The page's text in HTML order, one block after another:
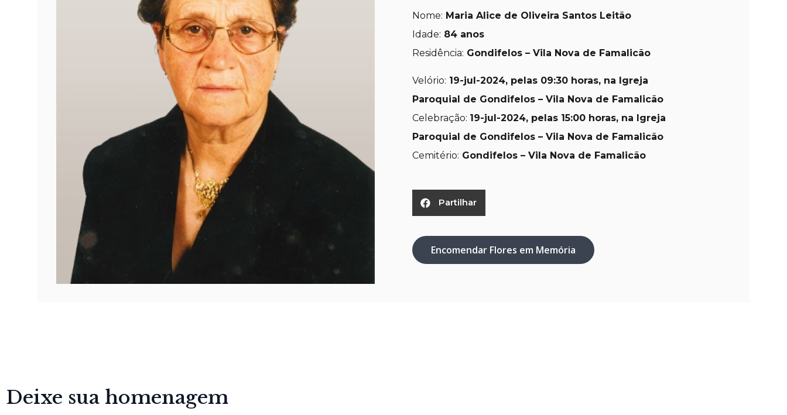
Nome: Maria Alice de Oliveira Santos Leitão
Idade: 84 anos
Residência: Gondifelos – Vila Nova de Famalicão
Velório: 19-jul-2024, pelas 09:30 horas, na Igreja
Paroquial de Gondifelos – Vila Nova de Famalicão
Celebração: 19-jul-2024, pelas 15:00 horas, na Igreja
Paroquial de Gondifelos – Vila Nova de Famalicão
Cemitério: Gondifelos – Vila Nova de Famalicão
Partilhar
Encomendar Flores em Memória
Deixe sua homenagem